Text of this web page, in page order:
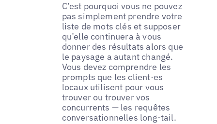
C’est pourquoi vous ne pouvez
pas simplement prendre votre
liste de mots clés et supposer
qu’elle continuera à vous
donner des résultats alors que
le paysage a autant changé.
Vous devez comprendre les
prompts que les client·es
locaux utilisent pour vous
trouver ou trouver vos
concurrents — les requêtes
conversationnelles long-tail.